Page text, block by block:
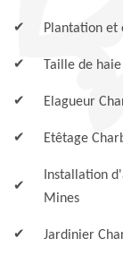
Plantation et
Taille de
Elagueur
Etêtage
Installation
Mines
Jardinier